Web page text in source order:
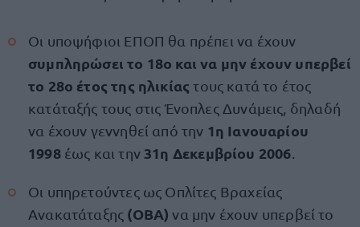
Οι υποψήφιοι ΕΠΟΠ θα πρέπει να έχουν
συμπληρώσει το 18ο και να μην έχουν υπερβεί
το 28ο έτος της ηλικίας τους κατά το έτος
κατάταξής τους στις Ένοπλες Δυνάμεις, δηλαδή
να έχουν γεννηθεί από την 1η Ιανουαρίου
1998έως και την 31η Δεκεμβρίου 2006
Οι υπηρετούντες ως Οπλίτες Βραχείας
Ανακατάταξης (ΟΒΑ) να μην έχουν υπερβεί το